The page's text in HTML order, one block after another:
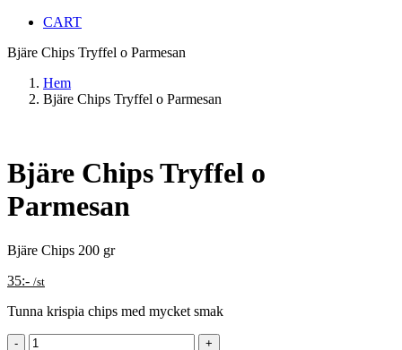
CART
Bjäre Chips Tryffel o Parmesan
Hem
Bjäre Chips Tryffel o Parmesan
Bjäre Chips Tryffel o
Parmesan
Bjäre Chips 200 gr
35:- /st
Tunna krispia chips med mycket smak